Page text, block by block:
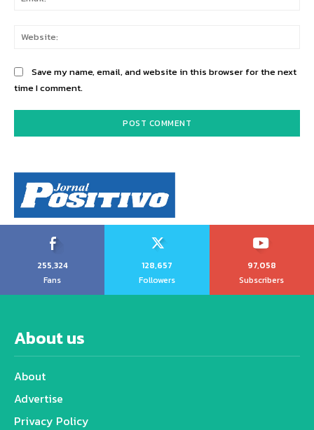
Save my name, email, and website in this browser for the next
time I comment.
255,324
Fans
128,657
Followers
97,058
Subscribers
About us
About
Advertise
Privacy Policy